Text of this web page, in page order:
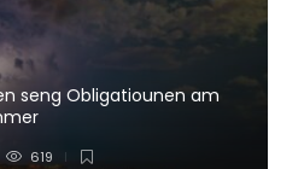
seng Obligatiounen am
619